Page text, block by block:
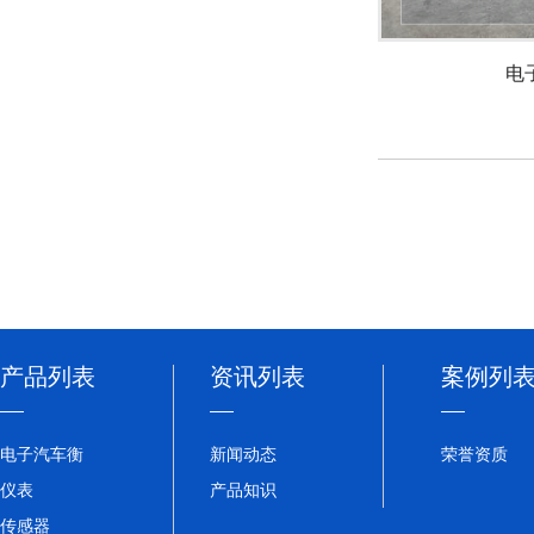
电
产品列表
电子汽车衡
仪表
传感器
资讯列表
新闻动态
产品知识
案例列
荣誉资质